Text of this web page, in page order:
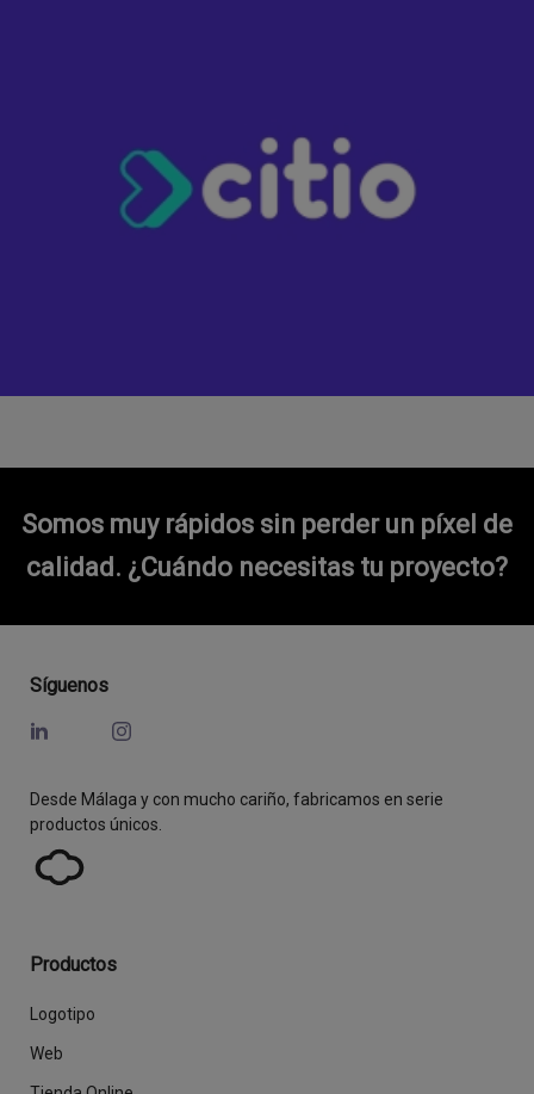
Somos muy rápidos sin perder un píxel de
calidad. ¿Cuándo necesitas tu proyecto?
Síguenos
Desde Málaga y con mucho cariño, fabricamos en serie
productos únicos.
Productos
Logotipo
Web